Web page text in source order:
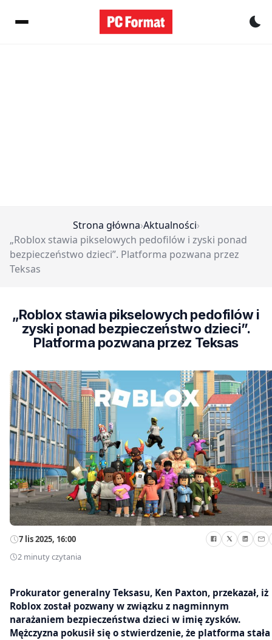
Strona główna›Aktualności›
„Roblox stawia pikselowych pedofilów i zyski ponad
bezpieczeństwo dzieci”. Platforma pozwana przez
Teksas
„Roblox stawia pikselowych pedofilów i
zyski ponad bezpieczeństwo dzieci”.
Platforma pozwana przez Teksas
7 lis 2025, 16:00
2 minuty czytania
Prokurator generalny Teksasu, Ken Paxton, przekazał, iż
Roblox został pozwany w związku z nagminnym
narażaniem bezpieczeństwa dzieci w imię zysków.
Mężczyzna pokusił się o stwierdzenie, że platforma stała